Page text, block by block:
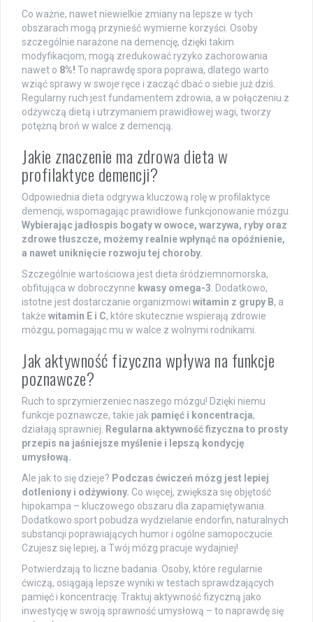
Co ważne, nawet niewielkie zmiany na lepsze w tych
obszarach mogą przynieść wymierne korzyści. Osoby
szczególnie narażone na demencję, dzięki takim
modyfikacjom, mogą zredukować ryzyko zachorowania
nawet o 8%! To naprawdę spora poprawa, dlatego warto
wziąć sprawy w swoje ręce i zacząć dbać o siebie już dziś.
Regularny ruch jest fundamentem zdrowia, a w połączeniu z
odżywczą dietą i utrzymaniem prawidłowej wagi, tworzy
potężną broń w walce z demencją.
Jakie znaczenie ma zdrowa dieta w
profilaktyce demencji?
Odpowiednia dieta odgrywa kluczową rolę w profilaktyce
demencji, wspomagając prawidłowe funkcjonowanie mózgu.
Wybierając jadłospis bogaty w owoce, warzywa, ryby oraz
zdrowe tłuszcze, możemy realnie wpłynąć na opóźnienie,
a nawet uniknięcie rozwoju tej choroby.
Szczególnie wartościowa jest dieta śródziemnomorska,
obfitująca w dobroczynne kwasy omega-3. Dodatkowo,
istotne jest dostarczanie organizmowi witamin z grupy B, a
także witamin E i C, które skutecznie wspierają zdrowie
mózgu, pomagając mu w walce z wolnymi rodnikami.
Jak aktywność fizyczna wpływa na funkcje
poznawcze?
Ruch to sprzymierzeniec naszego mózgu! Dzięki niemu
funkcje poznawcze, takie jak pamięć i koncentracja,
działają sprawniej. Regularna aktywność fizyczna to prosty
przepis na jaśniejsze myślenie i lepszą kondycję
umysłową.
Ale jak to się dzieje? Podczas ćwiczeń mózg jest lepiej
dotleniony i odżywiony. Co więcej, zwiększa się objętość
hipokampa – kluczowego obszaru dla zapamiętywania.
Dodatkowo sport pobudza wydzielanie endorfin, naturalnych
substancji poprawiających humor i ogólne samopoczucie.
Czujesz się lepiej, a Twój mózg pracuje wydajniej!
Potwierdzają to liczne badania. Osoby, które regularnie
ćwiczą, osiągają lepsze wyniki w testach sprawdzających
pamięć i koncentrację. Traktuj aktywność fizyczną jako
inwestycję w swoją sprawność umysłową – to naprawdę się